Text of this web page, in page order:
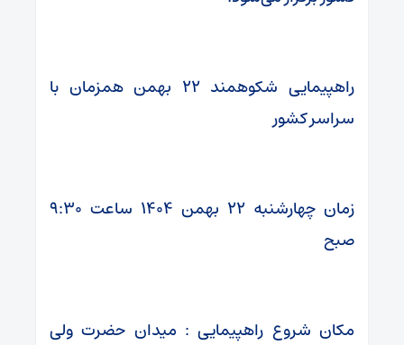
راهپیمایی شکوهمند ۲۲ بهمن همزمان با
سراسر کشور
زمان چهارشنبه ۲۲ بهمن ۱۴۰۴ ساعت ۹:۳۰
صبح
مکان شروع راهپیمایی : میدان حضرت ولی